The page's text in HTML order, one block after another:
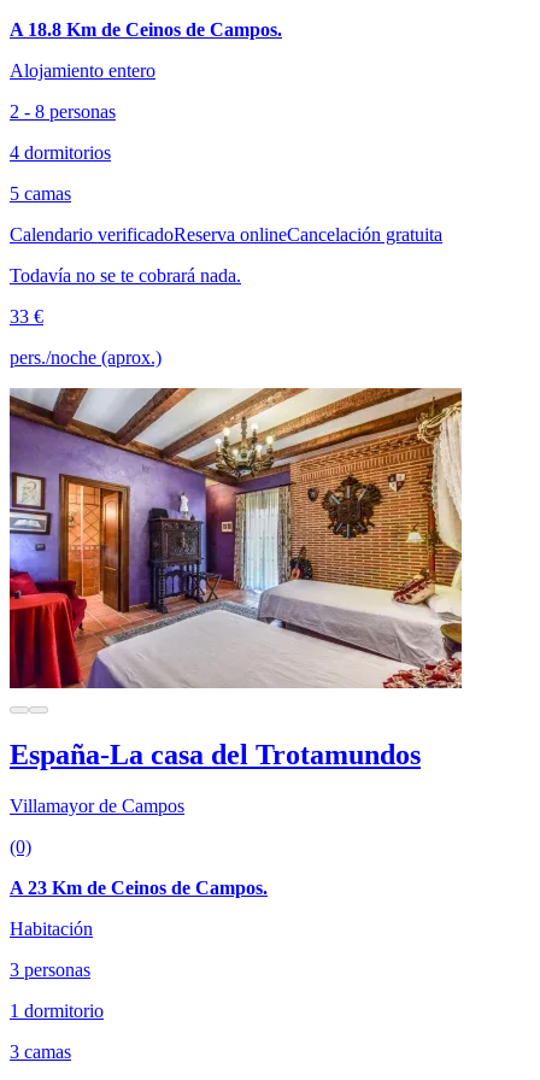
A 18.8 Km de Ceinos de Campos.
Alojamiento entero
2 - 8 personas
4 dormitorios
5 camas
Calendario verificadoReserva onlineCancelación gratuita
Todavía no se te cobrará nada.
33 €
pers./noche (aprox.)
España-La casa del Trotamundos
Villamayor de Campos
(0)
A 23 Km de Ceinos de Campos.
Habitación
3 personas
1 dormitorio
3 camas